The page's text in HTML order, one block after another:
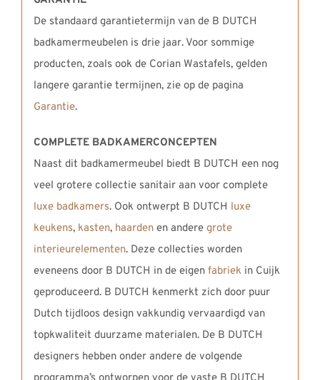
De standaard garantietermijn van de B DUTCH
badkamermeubelen is drie jaar. Voor sommige
producten, zoals ook de Corian Wastafels, gelden
langere garantie termijnen, zie op de pagina
Garantie.
COMPLETE BADKAMERCONCEPTEN
Naast dit badkamermeubel biedt B DUTCH een nog
veel grotere collectie sanitair aan voor complete
luxe badkamers. Ook ontwerpt B DUTCH luxe
keukens, kasten, haardenen andere grote
interieurelementen. Deze collecties worden
eveneens door B DUTCH in de eigen fabriekin Cuijk
geproduceerd. B DUTCH kenmerkt zich door puur
Dutch tijdloos design vakkundig vervaardigd van
topkwaliteit duurzame materialen. De B DUTCH
designers hebben onder andere de volgende